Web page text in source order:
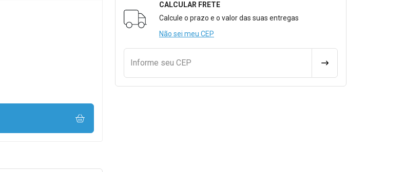
Formulário para Calcular o Frete
CALCULAR FRETE
Calcule o prazo e o valor das suas entregas
Não sei meu CEP
Informe seu CEP CALCULAR FRETE